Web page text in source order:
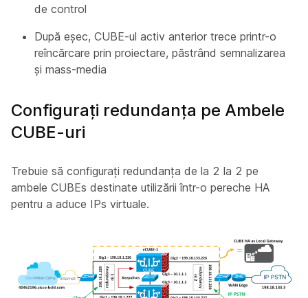
de control
După eșec, CUBE-ul activ anterior trece printr-o
reîncărcare prin proiectare, păstrând semnalizarea
și mass-media
Configurați redundanța pe Ambele
CUBE-uri
Trebuie să configurați redundanța de la 2 la 2 pe
ambele CUBEs destinate utilizării într-o pereche HA
pentru a aduce IPs virtuale.